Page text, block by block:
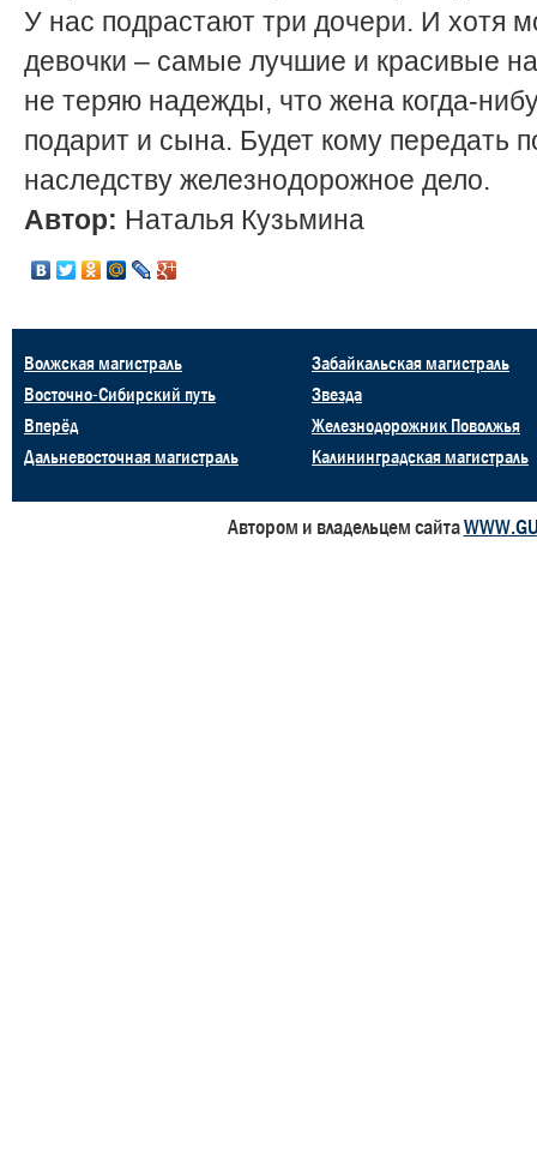
У нас подрастают три дочери. И хотя
девочки – самые лучшие и красивые
не теряю надежды, что жена когда-
подарит и сына. Будет кому передать
наследству железнодорожное дело.
Автор: Наталья Кузьмина
Волжская магистраль
Восточно-Сибирский путь
Вперёд
Дальневосточная магистраль
Забайкальская магистраль
Звезда
Железнодорожник Поволжья
Калининградская магистраль
Автором и владельцем сайта